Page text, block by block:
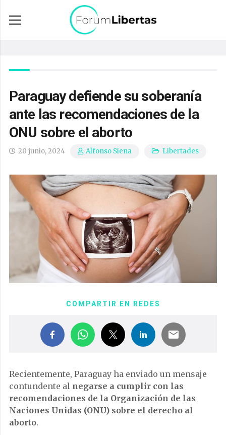
Paraguay defiende su soberanía
ante las recomendaciones de la
ONU sobre el aborto
20 junio, 2024 Alfonso Siena Libertades
COMPARTIR EN REDES
Recientemente, Paraguay ha enviado un mensaje
contundente al negarse a cumplir con las
recomendaciones de la Organización de las
Naciones Unidas (ONU) sobre el derecho al
aborto.